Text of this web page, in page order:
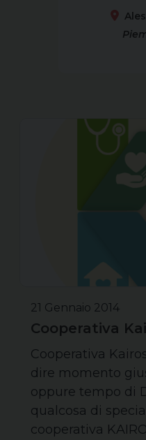
21 Gennaio 2014
Cooperativa
Cooperativa
dire momento
oppure tempo di
qualcosa di
cooperativa